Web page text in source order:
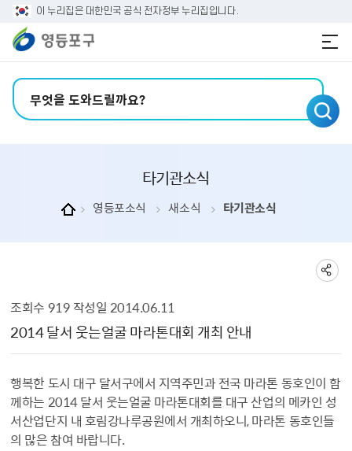
본문 바로가기
주메뉴 바로가기
이 누리집은 대한민국 공식 전자정부 누리집입니다.
타기관소식
영등포소식 새소식 타기관소식
조회수 919 작성일 2014.06.11
2014 달서 웃는얼굴 마라톤대회 개최 안내
행복한 도시 대구 달서구에서 지역주민과 전국 마라톤 동호인이 함
께하는 2014 달서 웃는얼굴 마라톤대회를 대구 산업의 메카인 성
서산업단지 내 호림강나루공원에서 개최하오니, 마라톤 동호인들
의 많은 참여 바랍니다.